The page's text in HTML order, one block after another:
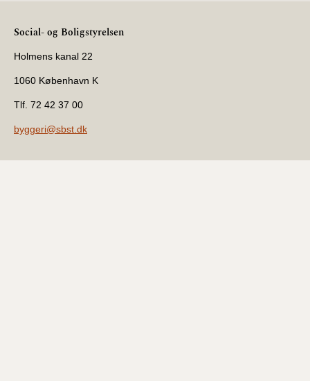
Social- og Boligstyrelsen
Holmens kanal 22
1060 København K
Tlf. 72 42 37 00
byggeri@sbst.dk